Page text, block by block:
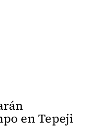
en Tepeji